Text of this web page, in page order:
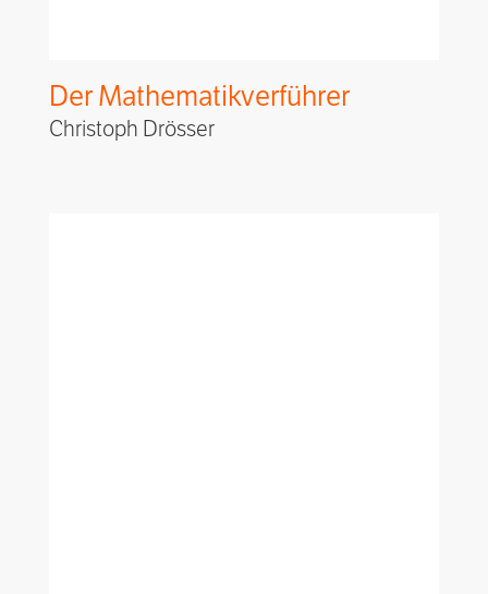
Der Mathematikverführer
Christoph Drösser